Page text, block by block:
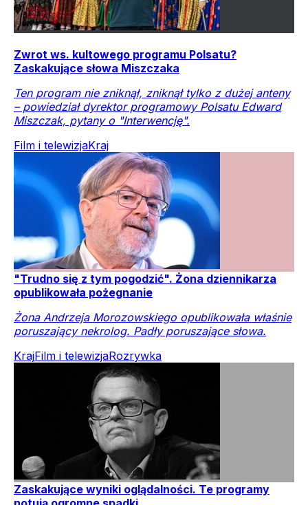
Zwrot ws. kultowego programu Polsatu?
Zaskakujące słowa Miszczaka
Ten program nie zniknął, zniknął tylko z dużej anteny
– powiedział dyrektor programowy Polsatu Edward
Miszczak, pytany o "Interwencję".
Film i telewizjaKraj
"Trudno się z tym pogodzić". Żona dziennikarza
opublikowała pożegnanie
Żona Andrzeja Morozowskiego opublikowała właśnie
poruszający nekrolog. Padły poruszające słowa.
KrajFilm i telewizjaRozrywka
Zaskakujące wyniki oglądalności. Te programy